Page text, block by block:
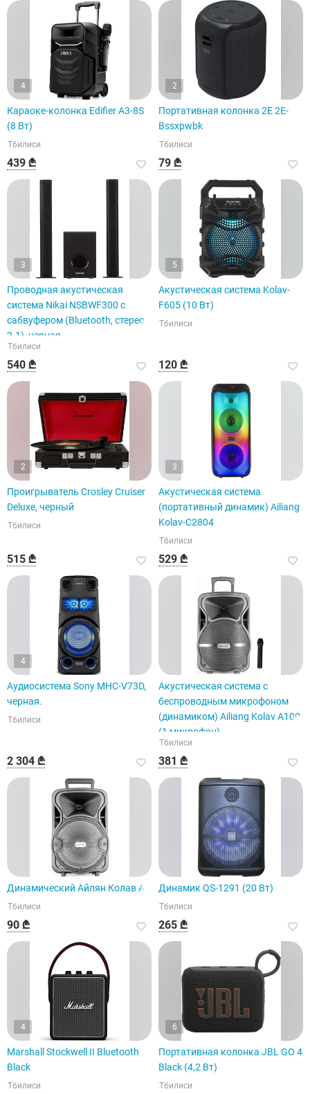
4
Караоке-колонка Edifier A3-8S
(8 Вт)
Тбилиси
439 ₾
2
Портативная колонка 2E 2E-
Bssxpwbk
Тбилиси
79 ₾
3
Проводная акустическая
система Nikai NSBWF300 с
сабвуфером (Bluetooth, стерео
2.1), черная.
Тбилиси
540 ₾
5
Акустическая система Kolav-
F605 (10 Вт)
Тбилиси
120 ₾
2
Проигрыватель Crosley Cruiser
Deluxe, черный
Тбилиси
515 ₾
3
Акустическая система
(портативный динамик) Ailiang
Kolav-C2804
Тбилиси
529 ₾
4
Аудиосистема Sony MHC-V73D,
черная.
Тбилиси
2 304 ₾
Акустическая система с
беспроводным микрофоном
(динамиком) Ailiang Kolav A100
(1 микрофон)
Тбилиси
381 ₾
Динамический Айлян Колав А1
Тбилиси
90 ₾
Динамик QS-1291 (20 Вт)
Тбилиси
265 ₾
4
Marshall Stockwell II Bluetooth
Black
Тбилиси
6
Портативная колонка JBL GO 4
Black (4,2 Вт)
Тбилиси